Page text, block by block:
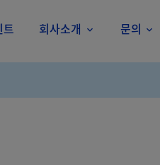
트 회사소개 keyboard_arrow_down 문의 keyboard_arrow_down